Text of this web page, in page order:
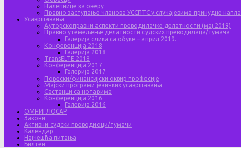
Налепнице за оверу
Правно заступање чланова УССПТС у случајевима принудне
Усавршавања
Ауторскоправни аспекти преводилачке делатности (мај 2019)
Правно утемељење делатности судских преводилаца/тумача
Галерија слика са обуке – април 2019.
Конференција 2018
Галерија 2018
TransELTE 2018
Конференција 2017
Галерија 2017
Порески/финансијски оквир професије
Мајски програми језичких усавршавања
Састанци са нотарима
Конференција 2016
Галерија 2016
ОМНИГЛОСАР
Закони
Активни судски преводиоци/тумачи
Календар
Најчешћа питања
Билтен